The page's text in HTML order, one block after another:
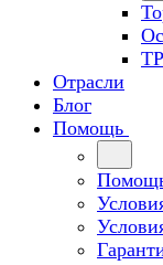
Отрасли
Блог
Помощь